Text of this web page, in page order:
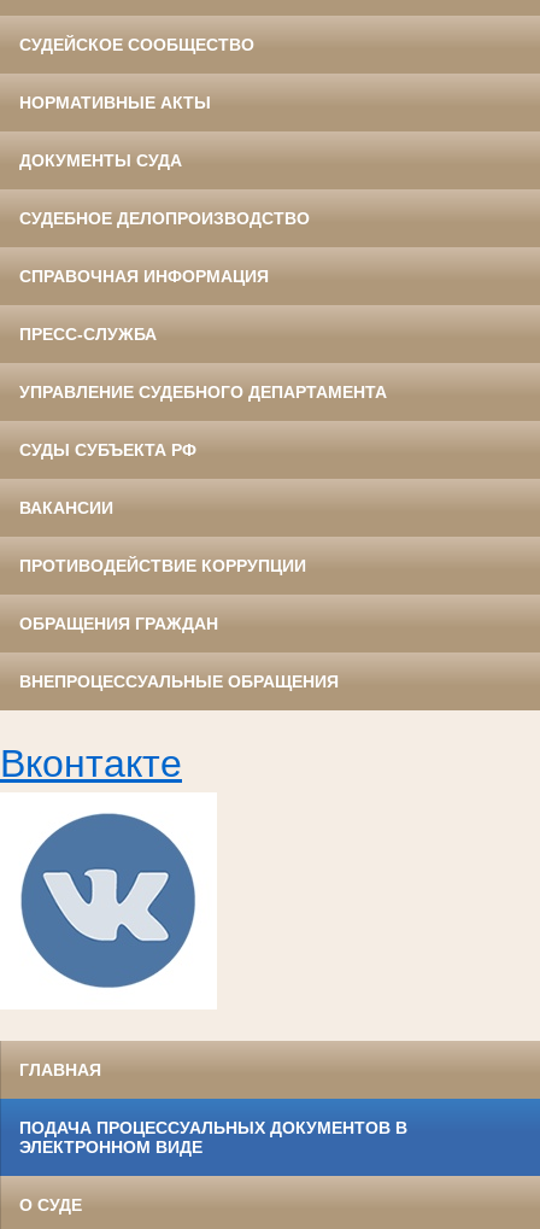
СУДЕЙСКОЕ СООБЩЕСТВО
НОРМАТИВНЫЕ АКТЫ
ДОКУМЕНТЫ СУДА
СУДЕБНОЕ ДЕЛОПРОИЗВОДСТВО
СПРАВОЧНАЯ ИНФОРМАЦИЯ
ПРЕСС-СЛУЖБА
УПРАВЛЕНИЕ СУДЕБНОГО ДЕПАРТАМЕНТА
СУДЫ СУБЪЕКТА РФ
ВАКАНСИИ
ПРОТИВОДЕЙСТВИЕ КОРРУПЦИИ
ОБРАЩЕНИЯ ГРАЖДАН
ВНЕПРОЦЕССУАЛЬНЫЕ ОБРАЩЕНИЯ
Вконтакте
ГЛАВНАЯ
ПОДАЧА ПРОЦЕССУАЛЬНЫХ ДОКУМЕНТОВ В
ЭЛЕКТРОННОМ ВИДЕ
О СУДЕ